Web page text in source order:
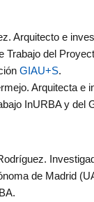
Arquitecto e
Trabajo del
GIAU+S.
Arquitecta e
InURBA y del
de Madrid